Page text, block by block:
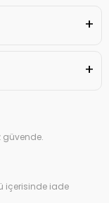
güvende.
içerisinde iade